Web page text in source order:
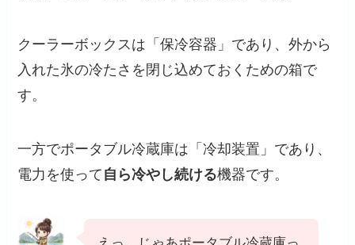
クーラーボックスは「保冷容器」であり、外から
入れた氷の冷たさを閉じ込めておくための箱で
す。
一方でポータブル冷蔵庫は「冷却装置」であり、
電力を使って 自ら冷やし続ける機器です。